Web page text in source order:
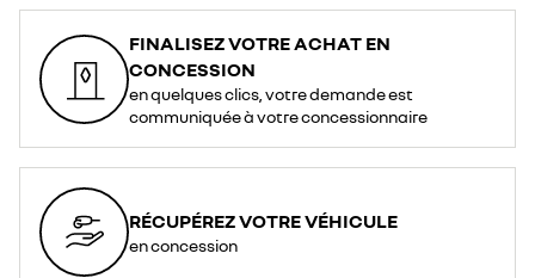
FINALISEZ VOTRE ACHAT EN
CONCESSION
en quelques clics, votre demande est
communiquée à votre concessionnaire
RÉCUPÉREZ VOTRE VÉHICULE
en concession